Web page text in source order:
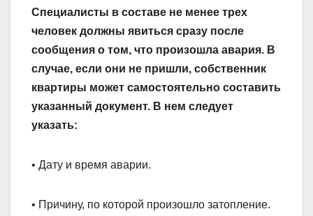
Специалисты в составе не менее трех
человек должны явиться сразу после
сообщения о том, что произошла авария. В
случае, если они не пришли, собственник
квартиры может самостоятельно составить
указанный документ. В нем следует
указать:
• Дату и время аварии.
• Причину, по которой произошло затопление.